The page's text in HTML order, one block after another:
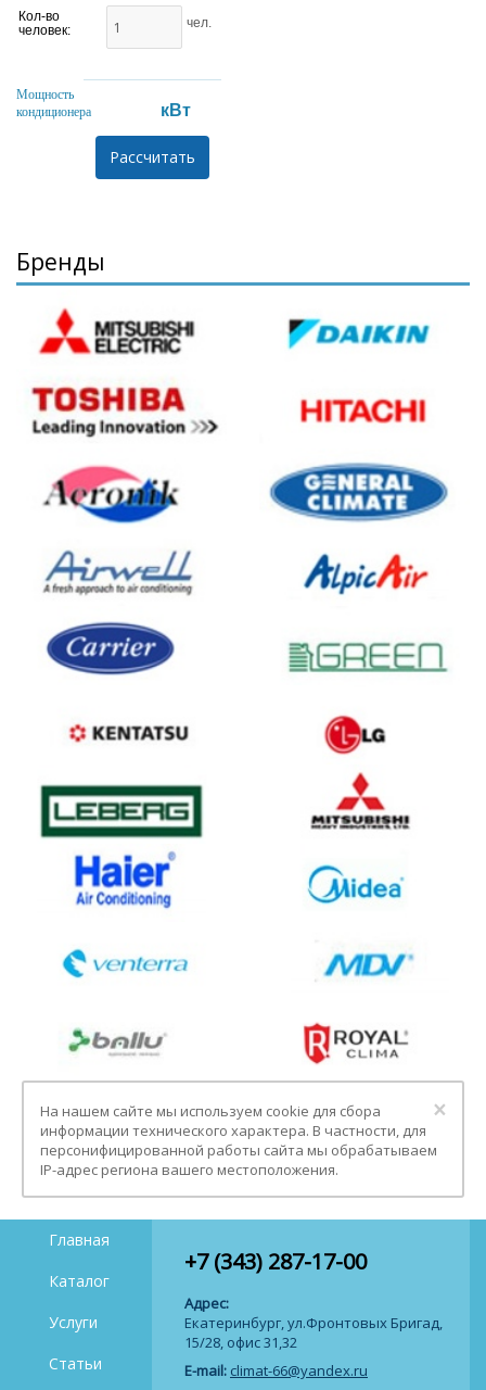
Кол-во
человек:
чел.
Мощность
кондиционера
кВт
Бренды
×
На нашем сайте мы используем cookie для сбора
информации технического характера. В частности, для
персонифицированной работы сайта мы обрабатываем
IP-адрес региона вашего местоположения.
+7 (343) 287-17-00
Адрес:
Екатеринбург, ул.Фронтовых Бригад,
15/28, офис 31,32
E-mail: climat-66@yandex.ru
Главная
Каталог
Услуги
Статьи